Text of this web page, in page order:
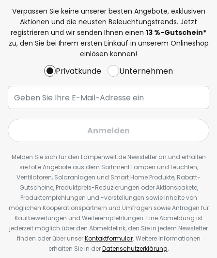
Verpassen Sie keine unserer besten Angebote, exklusiven
Aktionen und die neusten Beleuchtungstrends. Jetzt
registrieren und wir senden Ihnen einen 13 %-Gutschein*
zu, den Sie bei Ihrem ersten Einkauf in unserem Onlineshop
einlösen können!
Privatkunde Unternehmen
Anmelden
Melden Sie sich für den Lampenwelt.de Newsletter an und erhalten
sie tolle Angebote aus dem Sortiment Lampen und Leuchten,
Ventilatoren, Solaranlagen und Smart Home Produkte, Rabatt-
Gutscheine, Produktpreis-Reduzierungen oder Aktionspakete,
Produktempfehlungen und -vorstellungen sowie Inhalte von
möglichen Kooperationspartnern und Umfragen sowie Anfragen für
Kaufbewertungen und Weiterempfehlungen. Eine Abmeldung ist
jederzeit möglich über den Abmeldelink, den Sie in jedem Newsletter
finden oder über unserKontaktformular. Weitere Informationen
erhalten Sie in derDatenschutzerklärung.